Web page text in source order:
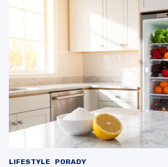
LIFESTYLE PORADY